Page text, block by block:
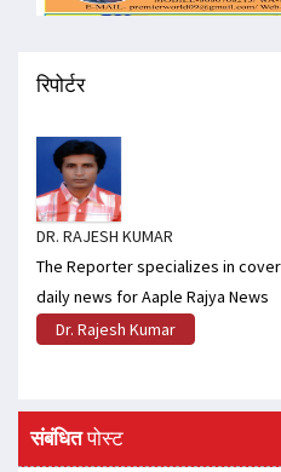
रिपोर्टर
DR. RAJESH KUMAR
The Reporter specializes in
daily news for Aaple Rajya News
Dr. Rajesh Kumar
संबंधितपोस्ट